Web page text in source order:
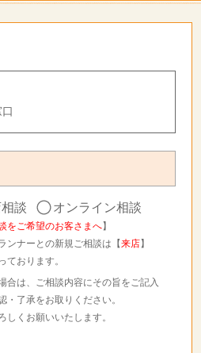
談 オンライン相談
をご希望のお客さまへ】
ンナーとの新規ご相談は【来店】
ております。
合は、ご相談内容にその旨をご記入
・了承をお取りください。
しくお願いいたします。